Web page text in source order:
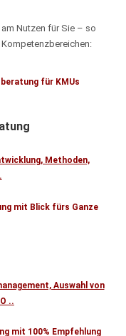
Nutzen für Sie – so
Methoden,
Auswahl von
..